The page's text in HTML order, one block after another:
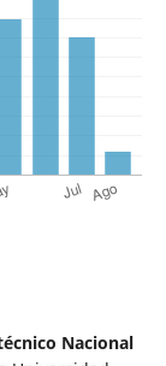
Nacional